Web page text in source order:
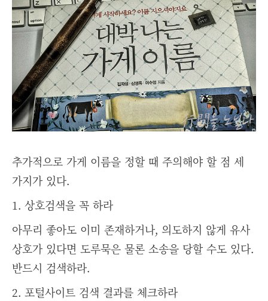
추가적으로 가게 이름을 정할 때 주의해야 할 점 세
가지가 있다.
1. 상호검색을 꼭 하라
아무리 좋아도 이미 존재하거나, 의도하지 않게 유사
상호가 있다면 도루묵은 물론 소송을 당할 수도 있다.
반드시 검색하라.
2. 포털사이트 검색 결과를 체크하라